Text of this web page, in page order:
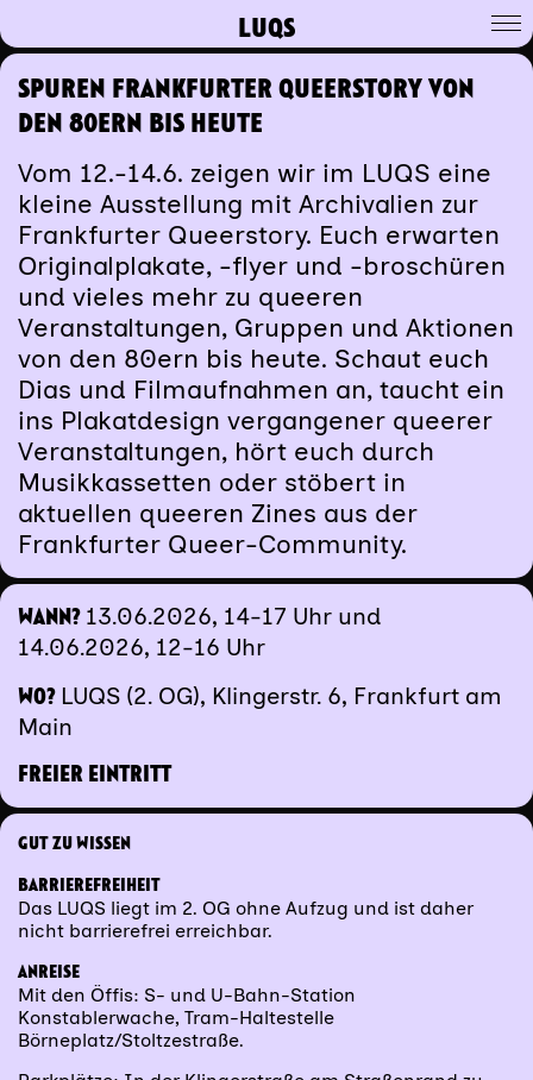
LUQS
SPUREN FRANKFURTER QUEERSTORY VON
DEN 80ERN BIS HEUTE
Vom 12.-14.6. zeigen wir im LUQS eine
kleine Ausstellung mit Archivalien zur
Frankfurter Queerstory. Euch erwarten
Originalplakate, -flyer und -broschüren
und vieles mehr zu queeren
Veranstaltungen, Gruppen und Aktionen
von den 80ern bis heute. Schaut euch
Dias und Filmaufnahmen an, taucht ein
ins Plakatdesign vergangener queerer
Veranstaltungen, hört euch durch
Musikkassetten oder stöbert in
aktuellen queeren Zines aus der
Frankfurter Queer-Community.
WANN? 13.06.2026, 14-17 Uhr und
14.06.2026, 12-16 Uhr
WO? LUQS (2. OG), Klingerstr. 6, Frankfurt am
Main
FREIER EINTRITT
GUT ZU WISSEN
BARRIEREFREIHEIT
Das LUQS liegt im 2. OG ohne Aufzug und ist daher
nicht barrierefrei erreichbar.
ANREISE
Mit den Öffis: S- und U-Bahn-Station
Konstablerwache, Tram-Haltestelle
Börneplatz/Stoltzestraße.